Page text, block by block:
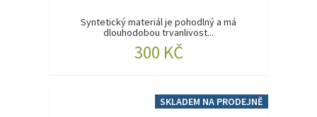
Syntetický materiál je pohodlný a má
dlouhodobou trvanlivost...
300 KČ
SKLADEM NA PRODEJNĚ